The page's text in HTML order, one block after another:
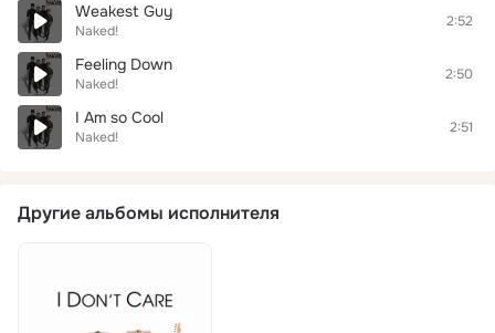
Weakest Guy
Naked!
2:52
Feeling Down
Naked!
2:50
I Am so Cool
Naked!
2:51
Другие альбомы исполнителя